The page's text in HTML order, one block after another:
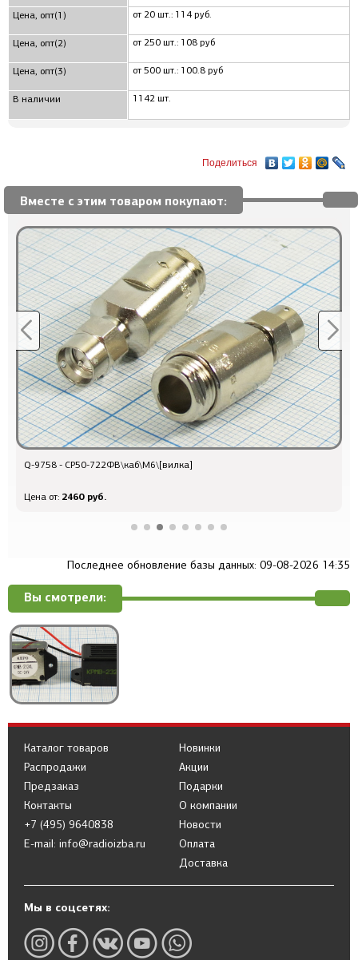
Цена, опт(1)
Цена, опт(2)
Цена, опт(3)
В наличии
от 20 шт.: 114 руб.
от 250 шт.: 108 руб
от 500 шт.: 100.8 руб
1142 шт.
Поделиться
Вместе с этим товаром покупают:
Q-9758 - СР50-722ФВ\каб\М6\[вилка]
Цена от: 2460 руб.
Последнее обновление базы данных: 09-08-2026 14:35
Вы смотрели:
Каталог товаров
Распродажи
Предзаказ
Новинки
Акции
Подарки
Контакты
+7 (495) 9640838
E-mail: info@radioizba.ru
О компании
Новости
Оплата
Доставка
Мы в соцсетях: